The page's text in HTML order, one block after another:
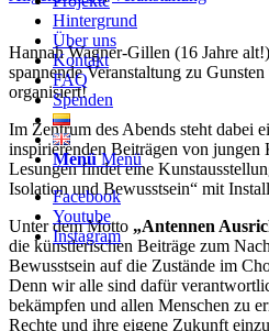
Hintergrund
Über uns
Kontakt
FAQ
Spenden
Menü Menü
Facebook
Youtube
Instagram
Hannah Wagner-Gillen (16 Jahre
spannende Veranstaltung zu
organisiert!
Im Zentrum des Abends steht dabei
inspirierenden Beiträgen von jungen
Lesungen findet eine
Isolation und Bewusstsein“ mit
Unter dem Motto „Antennen
die künstlerischen Beiträge zum
Bewusstsein auf die Zustände im
Denn wir alle sind dafür
bekämpfen und allen Menschen zu
Rechte und ihre eigene Zukunft